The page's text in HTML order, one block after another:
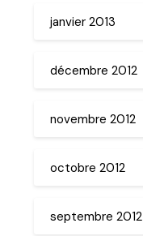
janvier 2013
décembre 2012
novembre 2012
octobre 2012
septembre 2012